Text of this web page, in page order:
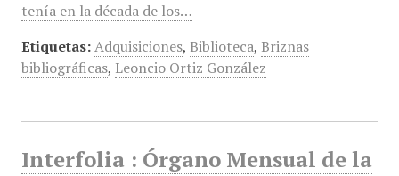
tenía en la década de los…
Etiquetas: Adquisiciones, Biblioteca, Briznas
bibliográficas, Leoncio Ortiz González
Interfolia : Órgano Mensual de la